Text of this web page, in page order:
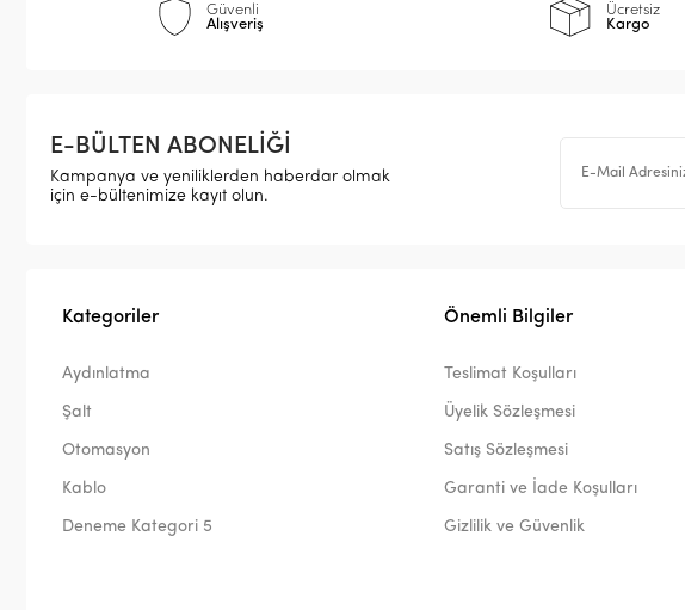
Güvenli
Alışveriş
Ücretsiz
Kargo
E-BÜLTEN ABONELİĞİ
Kampanya ve yeniliklerden haberdar olmak
için e-bültenimize kayıt olun.
Kategoriler
Aydınlatma
Şalt
Otomasyon
Kablo
Deneme Kategori 5
Önemli Bilgiler
Teslimat Koşulları
Üyelik Sözleşmesi
Satış Sözleşmesi
Garanti ve İade Koşulları
Gizlilik ve Güvenlik